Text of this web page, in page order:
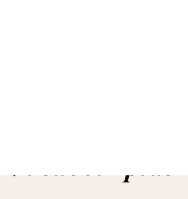
En savoir plus